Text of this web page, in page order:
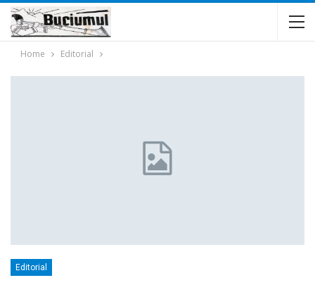
Home Editorial
Editorial